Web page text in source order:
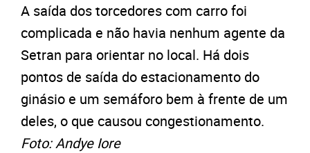
A saída dos torcedores com carro foi
complicada e não havia nenhum agente da
Setran para orientar no local. Há dois
pontos de saída do estacionamento do
ginásio e um semáforo bem à frente de um
deles, o que causou congestionamento.
Foto: Andye Iore